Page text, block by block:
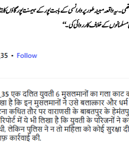
یہ واقعہ مبینہ طور پر وارانسی کے بابت پور کے ہیمنت پور گاؤں
مسلمانوں کے خلاف کارروائی کی۔‘‘